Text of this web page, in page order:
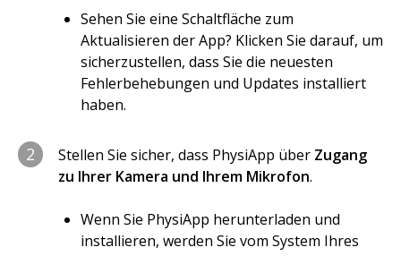
Sehen Sie eine Schaltfläche zum
Aktualisieren der App? Klicken Sie darauf, um
sicherzustellen, dass Sie die neuesten
Fehlerbehebungen und Updates installiert
haben.
2 Stellen Sie sicher, dass PhysiApp über Zugang
zu Ihrer Kamera und Ihrem Mikrofon.
Wenn Sie PhysiApp herunterladen und
installieren, werden Sie vom System Ihres